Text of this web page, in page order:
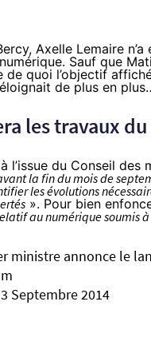
Axelle Lemaire
Sauf que
quoi l’objectif
de plus en
les travaux
l’issue du Conseil
la fin du mois de
les évolutions
». Pour bien
au numérique soumis
ministre annonce le
3 Septembre 2014